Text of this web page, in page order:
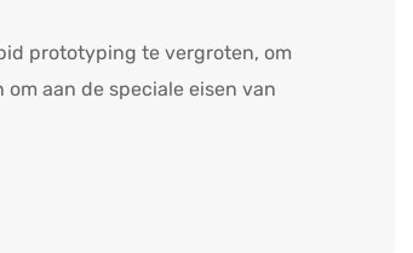
prototyping te vergroten, om
aan de speciale eisen van